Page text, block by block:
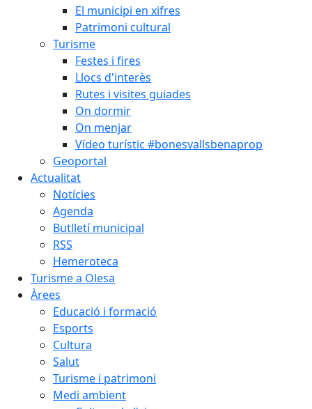
El municipi en xifres
Patrimoni cultural
Turisme
Festes i fires
Llocs d'interès
Rutes i visites guiades
On dormir
On menjar
Vídeo turístic #bonesvallsbenaprop
Geoportal
Actualitat
Notícies
Agenda
Butlletí municipal
RSS
Hemeroteca
Turisme a Olesa
Àrees
Educació i formació
Esports
Cultura
Salut
Turisme i patrimoni
Medi ambient